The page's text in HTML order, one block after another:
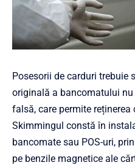
Posesorii de carduri trebuie
originală a bancomatului
falsă, care permite
Skimmingul constă în
bancomate sau POS-uri,
pe benzile magnetice ale